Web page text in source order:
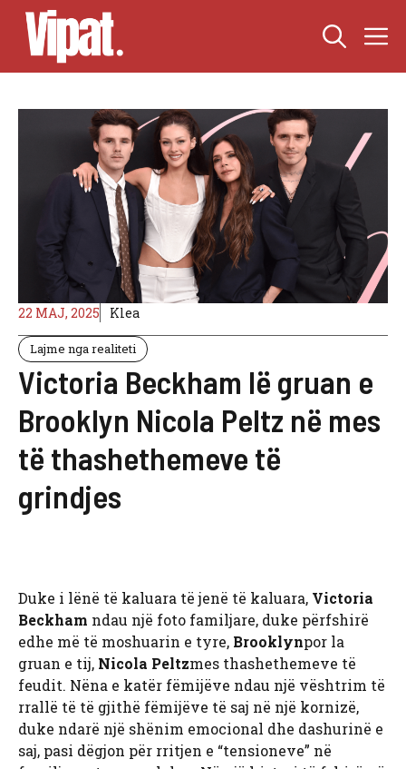
Skip
content
22 MAJ, 2025 Klea
Lajme nga realiteti
Victoria Beckham lë gruan e
Brooklyn Nicola Peltz në mes
të thashethemeve të
grindjes
Duke i lënë të kaluara të jenë të kaluara, Victoria
Beckham ndau një foto familjare, duke përfshirë
edhe më të moshuarin e tyre, Brooklynpor la
gruan e tij, Nicola Peltzmes thashethemeve të
feudit. Nëna e katër fëmijëve ndau një vështrim të
rrallë të të gjithë fëmijëve të saj në një kornizë,
duke ndarë një shënim emocional dhe dashurinë e
saj, pasi dëgjon për rritjen e “tensioneve” në